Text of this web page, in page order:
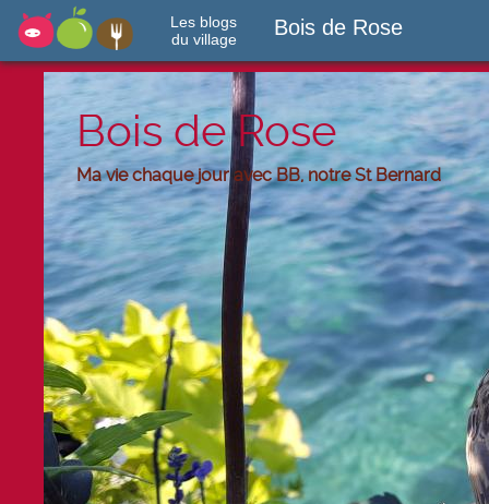
Les blogs
du village
Bois de Rose
Bois de Rose
Ma vie chaque jour avec BB, notre St Bernard